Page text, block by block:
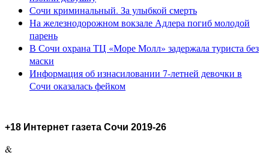
Сочи криминальный. За улыбкой смерть
На железнодорожном вокзале Адлера погиб молодой
парень
В Сочи охрана ТЦ «Море Молл» задержала туриста без
маски
Информация об изнасиловании 7-летней девочки в
Сочи оказалась фейком
+18 Интернет газета Сочи 2019-26
&